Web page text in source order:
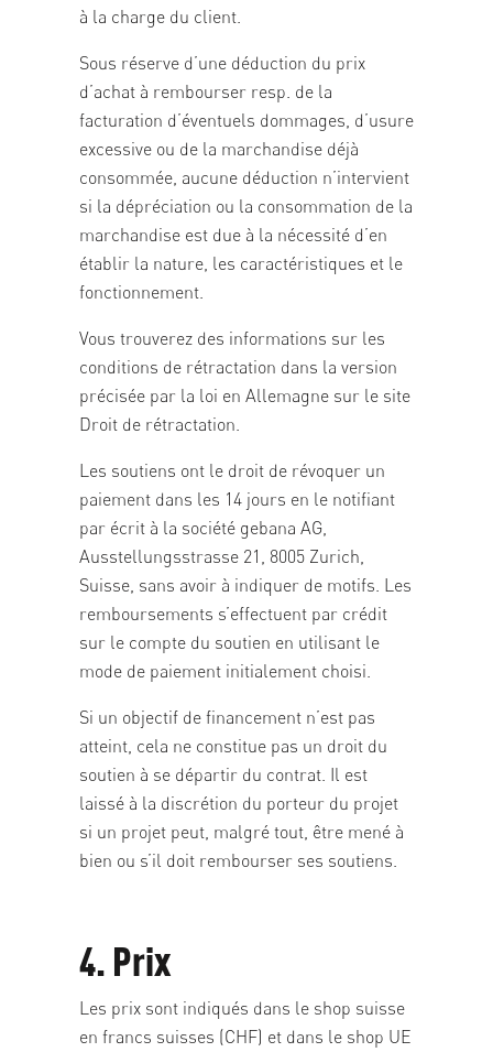
à la charge du client.
Sous réserve d’une déduction du prix
d’achat à rembourser resp. de la
facturation d’éventuels dommages, d’usure
excessive ou de la marchandise déjà
consommée, aucune déduction n’intervient
si la dépréciation ou la consommation de la
marchandise est due à la nécessité d’en
établir la nature, les caractéristiques et le
fonctionnement.
Vous trouverez des informations sur les
conditions de rétractation dans la version
précisée par la loi en Allemagne sur le site
Droit de rétractation
Les soutiens ont le droit de révoquer un
paiement dans les 14 jours en le notifiant
par écrit à la société gebana AG,
Ausstellungsstrasse 21, 8005 Zurich,
Suisse, sans avoir à indiquer de motifs. Les
remboursements s’effectuent par crédit
sur le compte du soutien en utilisant le
mode de paiement initialement choisi.
Si un objectif de financement n’est pas
atteint, cela ne constitue pas un droit du
soutien à se départir du contrat. Il est
laissé à la discrétion du porteur du projet
si un projet peut, malgré tout, être mené à
bien ou s’il doit rembourser ses soutiens.
4. Prix
Les prix sont indiqués dans le shop suisse
en francs suisses (CHF) et dans le shop UE